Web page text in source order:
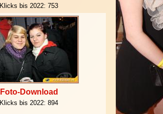
Klicks bis 2022: 753
Foto-Download
Klicks bis 2022: 894